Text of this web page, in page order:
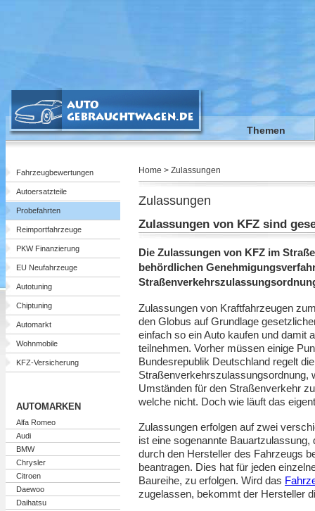
Themen
Fahrzeugbewertungen
Autoersatzteile
Probefahrten
Reimportfahrzeuge
PKW Finanzierung
EU Neufahrzeuge
Autotuning
Chiptuning
Automarkt
Wohnmobile
KFZ-Versicherung
AUTOMARKEN
Alfa Romeo
Audi
BMW
Chrysler
Citroen
Daewoo
Daihatsu
Home > Zulassungen
Zulassungen
Zulassungen von KFZ sind
Die Zulassungen von KFZ im
behördlichen
Zulassungen von Kraftfahrzeugen
den Globus auf Grundlage
einfach so ein Auto kaufen und damit
teilnehmen. Vorher müssen einige
Bundesrepublik Deutschland regelt die
Straßenverkehrszulassungsordnung,
Umständen für den Straßenverkehr
welche nicht. Doch wie läuft das
Zulassungen erfolgen auf zwei
ist eine sogenannte
durch den Hersteller des Fahrzeugs
beantragen. Dies hat für jeden
Baureihe, zu erfolgen. Wird das
zugelassen, bekommt der Hersteller